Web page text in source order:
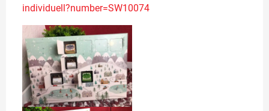
individuell?number=SW10074